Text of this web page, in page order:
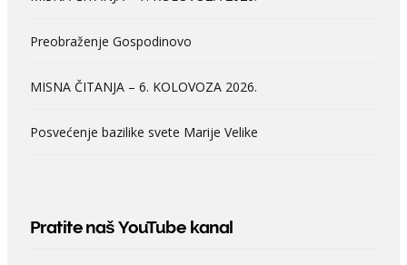
Preobraženje Gospodinovo
MISNA ČITANJA – 6. KOLOVOZA 2026.
Posvećenje bazilike svete Marije Velike
Pratite naš YouTube kanal